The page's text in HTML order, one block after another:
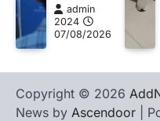
admin
2024
07/08/2026
Copyright © 2026
News by Ascendoor |